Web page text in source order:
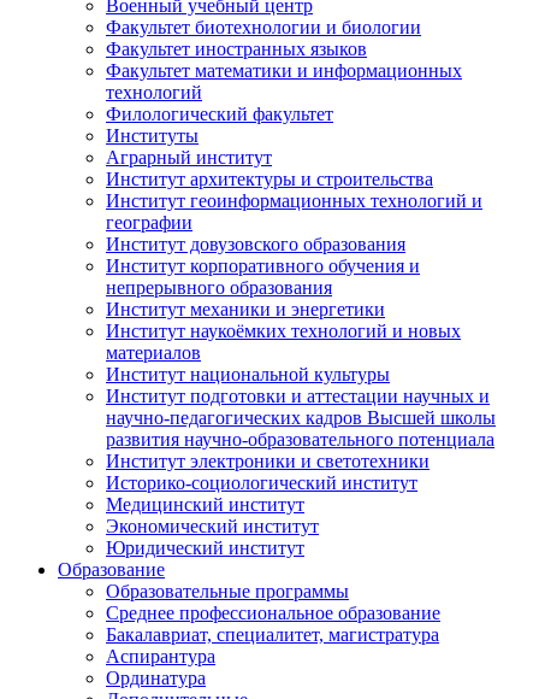
Военный учебный центр
Факультет биотехнологии и биологии
Факультет иностранных языков
Факультет математики и информационных
технологий
Филологический факультет
Институты
Аграрный институт
Институт архитектуры и строительства
Институт геоинформационных технологий и
географии
Институт довузовского образования
Институт корпоративного обучения и
непрерывного образования
Институт механики и энергетики
Институт наукоёмких технологий и новых
материалов
Институт национальной культуры
Институт подготовки и аттестации научных и
научно-педагогических кадров Высшей школы
развития научно-образовательного потенциала
Институт электроники и светотехники
Историко-социологический институт
Медицинский институт
Экономический институт
Юридический институт
Образование
Образовательные программы
Среднее профессиональное образование
Бакалавриат, специалитет, магистратура
Аспирантура
Ординатура